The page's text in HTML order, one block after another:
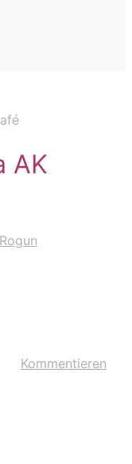
AK
Kommentieren